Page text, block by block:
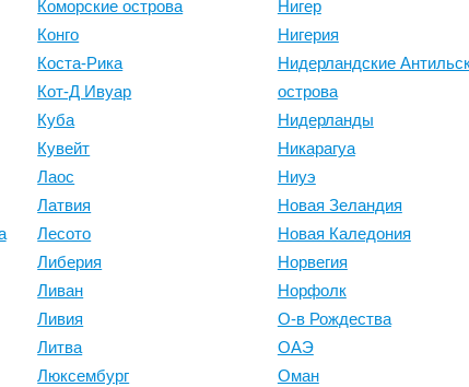
Коморские острова
Конго
Коста-Рика
Кот-Д Ивуар
Куба
Кувейт
Лаос
Латвия
Лесото
Либерия
Ливан
Ливия
Литва
Люксембург
Нигер
Нигерия
Нидерландские
острова
Нидерланды
Никарагуа
Ниуэ
Новая Зеландия
Новая Каледония
Норвегия
Норфолк
О-в Рождества
ОАЭ
Оман